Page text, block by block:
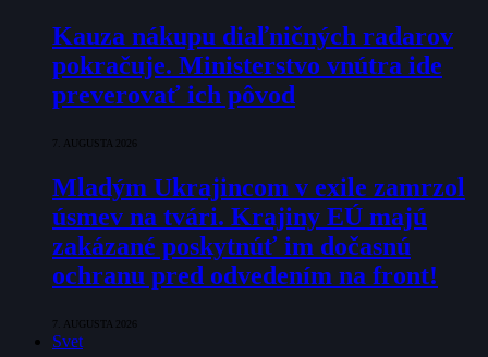
Kauza nákupu diaľničných radarov
pokračuje. Ministerstvo vnútra ide
preverovať ich pôvod
7. AUGUSTA 2026
Mladým Ukrajincom v exile zamrzol
úsmev na tvári. Krajiny EÚ majú
zakázané poskytnúť im dočasnú
ochranu pred odvedením na front!
7. AUGUSTA 2026
Svet